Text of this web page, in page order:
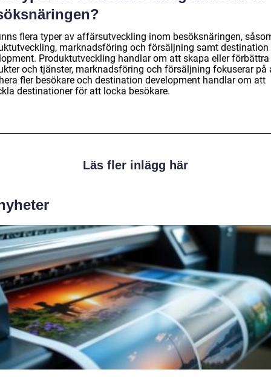
flera typer av affärsutveckling inom besöksnäringen,
marknadsföring och försäljning samt destination
Produktutveckling handlar om att skapa eller förbättra
och tjänster, marknadsföring och försäljning fokuserar på
fler besökare och destination development handlar om att
destinationer för att locka besökare.
Läs fler inlägg här